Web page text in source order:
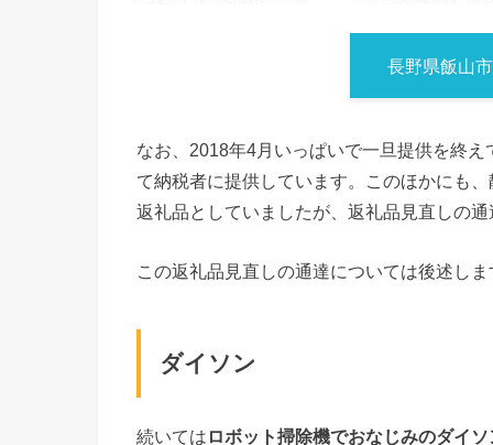
長野県飯山
なお、2018年4月いっぱいで一旦提供を終
て納税者に提供しています。このほかにも
返礼品としていましたが、返礼品見直しの
この返礼品見直しの通達については後述しま
ダイソン
続いては ロボット掃除機でおなじみのダイ